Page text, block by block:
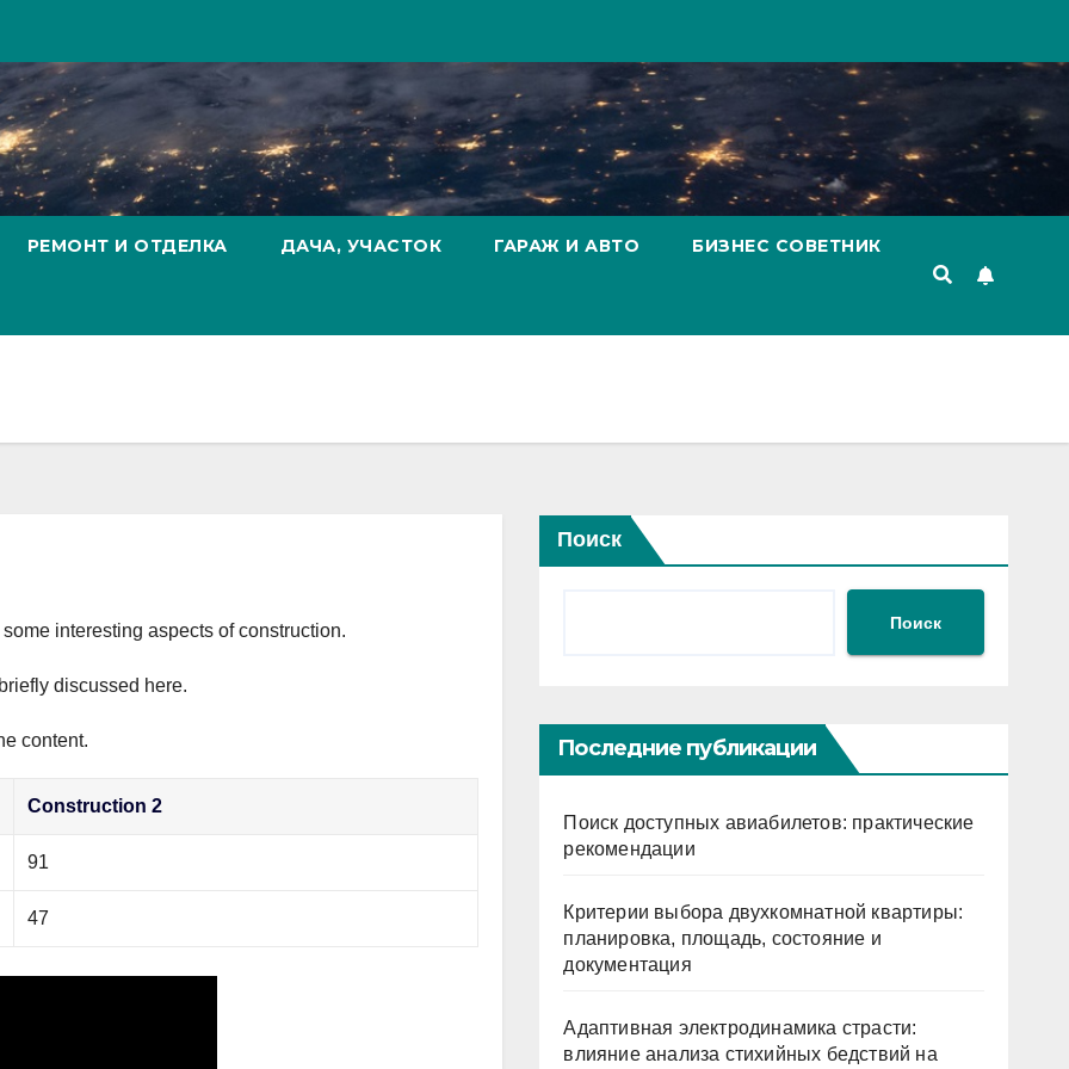
РЕМОНТ И ОТДЕЛКА ДАЧА, УЧАСТОК ГАРАЖ И АВТО БИЗНЕС СОВЕТНИК
interesting aspects of construction.
discussed here.
content.
Construction 2
91
47
Поиск
Поиск
Последние публикации
Поиск доступных авиабилетов: практические
рекомендации
Критерии выбора двухкомнатной квартиры:
планировка, площадь, состояние и
документация
Адаптивная электродинамика страсти:
влияние анализа стихийных бедствий на